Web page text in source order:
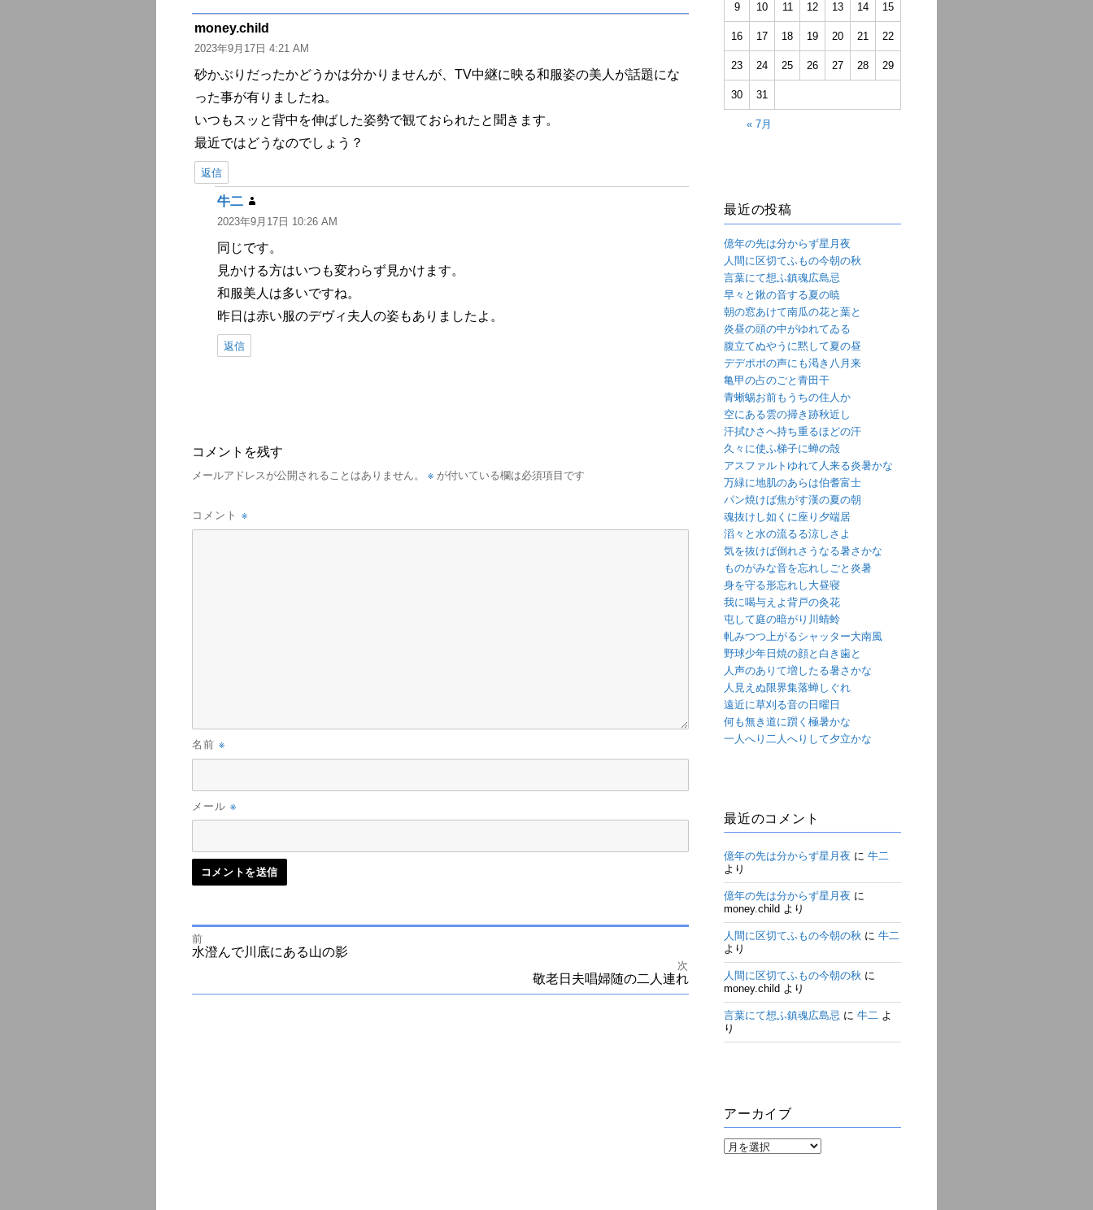
money.child
り:
2023年9月17日 4:21 AM
砂かぶりだったかどうかは分かりませんが、TV中継に映る和服姿の美人が話題にな
った事が有りましたね。
いつもスッと背中を伸ばした姿勢で観ておられたと聞きます。
最近ではどうなのでしょう？
返信
牛二
り:
2023年9月17日 10:26 AM
同じです。
見かける方はいつも変わらず見かけます。
和服美人は多いですね。
昨日は赤い服のデヴィ夫人の姿もありましたよ。
返信
コメントを残す
メールアドレスが公開されることはありません。 ※が付いている欄は必須項目です
コメント ※
名前 ※
メール ※
投
前
前
の
水澄んで川底にある山の影
次
敬老日夫唱婦随の二人連れ
9 10 11 12 13 14 15
16 17 18 19 20 21 22
23 24 25 26 27 28 29
30 31
« 7月
最近の投稿
億年の先は分からず星月夜
人間に区切てふもの今朝の秋
言葉にて想ふ鎮魂広島忌
早々と鍬の音する夏の暁
朝の窓あけて南瓜の花と葉と
炎昼の頭の中がゆれてゐる
腹立てぬやうに黙して夏の昼
デデポポの声にも渇き八月来
亀甲の占のごと青田干
青蜥蜴お前もうちの住人か
空にある雲の掃き跡秋近し
汗拭ひさへ持ち重るほどの汗
久々に使ふ梯子に蝉の殻
アスファルトゆれて人来る炎暑かな
万緑に地肌のあらは伯耆富士
パン焼けば焦がす漢の夏の朝
魂抜けし如くに座り夕端居
滔々と水の流るる涼しさよ
気を抜けば倒れさうなる暑さかな
ものがみな音を忘れしごと炎暑
身を守る形忘れし大昼寝
我に喝与えよ背戸の灸花
屯して庭の暗がり川蜻蛉
軋みつつ上がるシャッター大南風
野球少年日焼の顔と白き歯と
人声のありて増したる暑さかな
人見えぬ限界集落蝉しぐれ
遠近に草刈る音の日曜日
何も無き道に躓く極暑かな
一人へり二人へりして夕立かな
最近のコメント
億年の先は分からず星月夜 に牛二
より
億年の先は分からず星月夜 に
money.child より
人間に区切てふもの今朝の秋 に牛二
より
人間に区切てふもの今朝の秋 に
money.child より
言葉にて想ふ鎮魂広島忌 に牛二 よ
り
アーカイブ
ア